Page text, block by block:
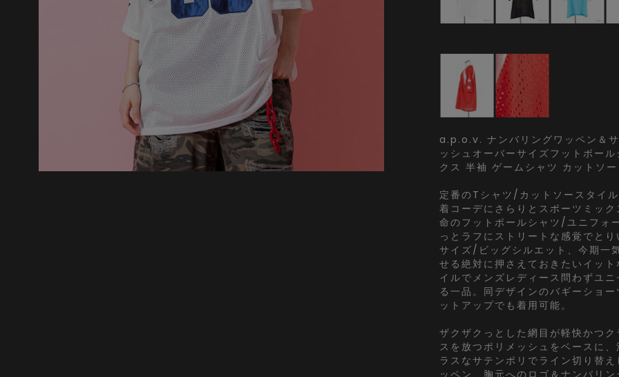
a.p.o.v. ナンバリングワッペン＆
ッシュオーバーサイズフットボー
クス 半袖 ゲームシャツ カットソ
定番のTシャツ/カットソースタイ
着コーデにさらりとスポーツミッ
命のフットボールシャツ/ユニフォ
っとラフにストリートな感覚でと
サイズ/ビッグシルエット、今期一
せる絶対に押さえておきたいイッ
イルでメンズレディース問わずユ
る一品。同デザインのバギーショ
ットアップでも着用可能。
ザクザクっとした網目が軽快かつ
スを放つポリメッシュをベースに
ラスなサテンポリでライン切り替
ッペン、胸元へのロゴ＆ナンバリ